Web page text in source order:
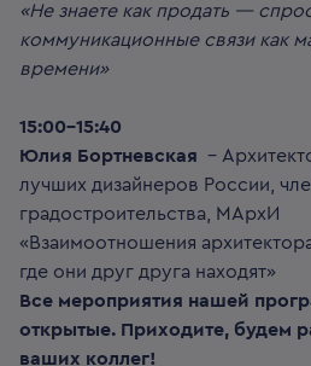
«Не знаете как продать —
коммуникационные связи как
времени»
15:00-15:40
Юлия Бортневская –
лучших дизайнеров России,
градостроительства, МАрхИ
«Взаимоотношения
где они друг друга находят»
Все мероприятия нашей
открытые. Приходите, будем
ваших коллег!